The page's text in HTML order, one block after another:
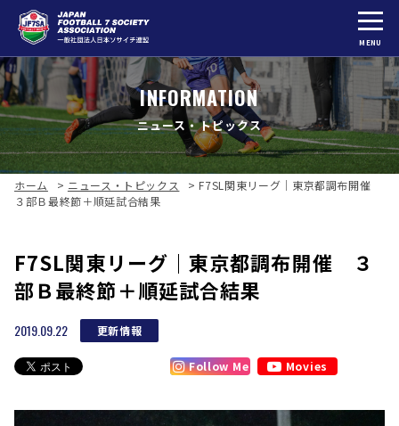
MENU
INFORMATION
ニュース・トピックス
ホーム > ニュース・トピックス >F7SL関東リーグ｜東京都調布開催
３部Ｂ最終節＋順延試合結果
F7SL関東リーグ｜東京都調布開催 ３
部Ｂ最終節＋順延試合結果
2019.09.22 更新情報
Follow Me Movies